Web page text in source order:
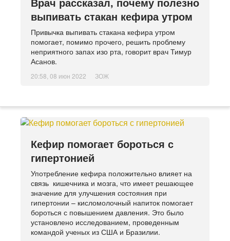
выпивать стакан кефира утром
Привычка выпивать стакана кефира утром
помогает, помимо прочего, решить проблему
неприятного запах изо рта, говорит врач Тимур
Асанов.
20:58, 08 июн 2022 ЗОЖ
Кефир помогает бороться с
гипертонией
Употребление кефира положительно влияет на
связь кишечника и мозга, что имеет решающее
значение для улучшения состояния при
гипертонии – кисломолочный напиток помогает
бороться с повышением давления. Это было
установлено исследованием, проведенным
командой ученых из США и Бразилии.